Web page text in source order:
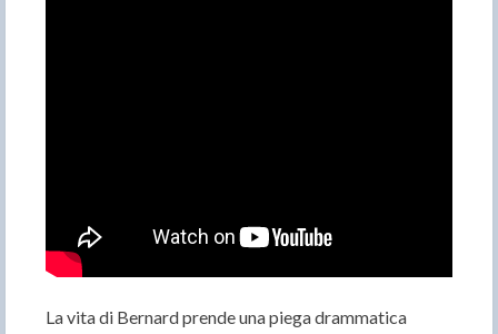
La vita di Bernard prende una piega drammatica